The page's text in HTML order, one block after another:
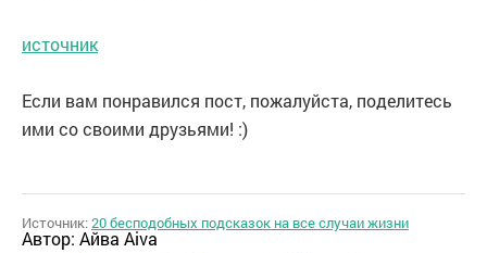
источник
Если вам понравился пост, пожалуйста, поделитесь
ими со своими друзьями! :)
Источник:20 бесподобных подсказок на все случаи жизни
Автор: Айва Aiva